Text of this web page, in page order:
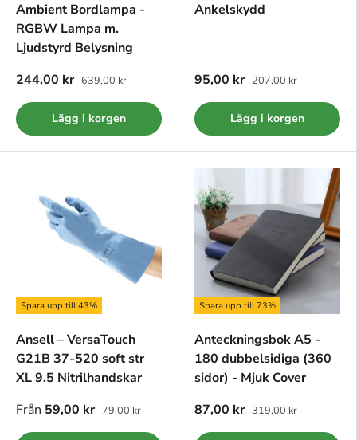
Ambient Bordlampa -
RGBW Lampa m.
Ljudstyrd Belysning
244,00 kr 639,00 kr
Lägg i korgen
Ankelskydd
95,00 kr 207,00 kr
Lägg i korgen
Spara upp till 43%
Ansell – VersaTouch
G21B 37-520 soft str
XL 9.5 Nitrilhandskar
Från 59,00 kr 79,00 kr
Spara upp till 73%
Anteckningsbok A5 -
180 dubbelsidiga (360
sidor) - Mjuk Cover
87,00 kr 319,00 kr